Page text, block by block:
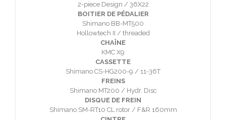
2-piece Design / 36X22
BOITIER DE PÉDALIER
Shimano BB-MT500
Hollowtech II / threaded
CHAÎNE
KMC X9
CASSETTE
Shimano CS-HG200-9 / 11-36T
FREINS
Shimano MT200 / Hydr. Disc
DISQUE DE FREIN
Shimano SM-RT10 CL rotor / F&R 160mm